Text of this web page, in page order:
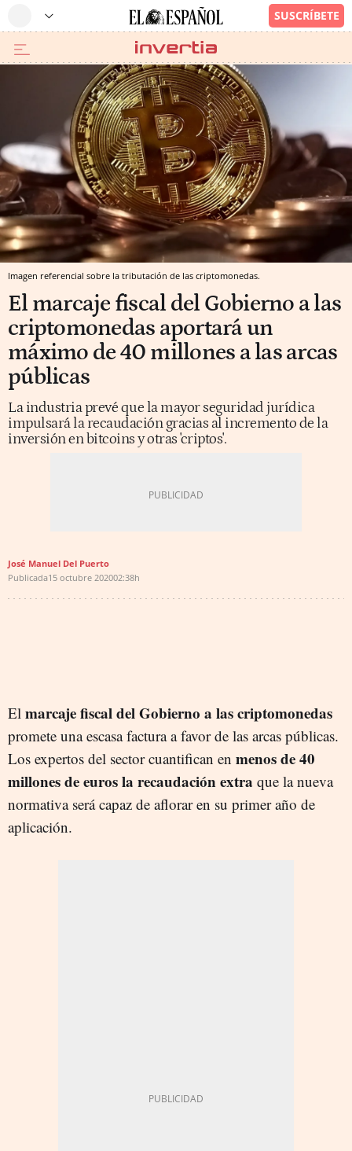
Imagen referencial sobre la tributación de las criptomonedas.
El marcaje fiscal del Gobierno a las
criptomonedas aportará un
máximo de 40 millones a las arcas
públicas
La industria prevé que la mayor seguridad jurídica
impulsará la recaudación gracias al incremento de la
inversión en bitcoins y otras 'criptos'.
José Manuel Del Puerto
Publicada15 octubre 202002:38h
El marcaje fiscal del Gobierno a las criptomonedas
promete una escasa factura a favor de las arcas públicas.
Los expertos del sector cuantifican en menos de 40
millones de euros la recaudación extra que la nueva
normativa será capaz de aflorar en su primer año de
aplicación.